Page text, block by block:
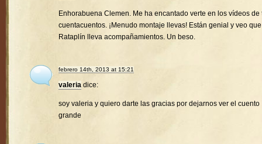
Enhorabuena Clemen. Me ha encantado verte en los vídeos de
cuentacuentos. ¡Menudo montaje llevas! Están genial y veo que
Rataplín lleva acompañamientos. Un beso.
febrero 14th, 2013 at 15:21
valeria dice:
soy valeria y quiero darte las gracias por dejarnos ver el cuento
grande